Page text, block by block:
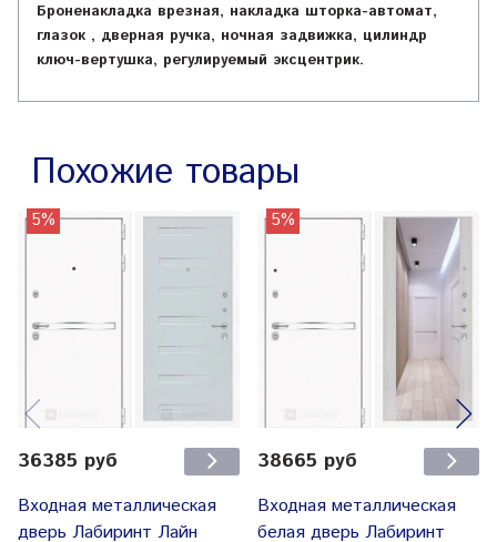
Броненакладка врезная, накладка шторка-автомат,
глазок , дверная ручка, ночная задвижка, цилиндр
ключ-вертушка, регулируемый эксцентрик.
Похожие товары
5%
36385 руб
Входная металлическая
дверь Лабиринт Лайн
5%
38665 руб
Входная металлическая
белая дверь Лабиринт